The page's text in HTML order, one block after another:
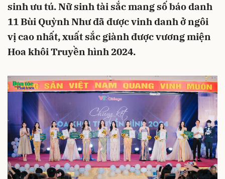
sinh ưu tú. Nữ sinh tài sắc mang số báo danh
11 Bùi Quỳnh Như đã được vinh danh ở ngôi
vị cao nhất, xuất sắc giành được vương miện
Hoa khôi Truyền hình 2024.